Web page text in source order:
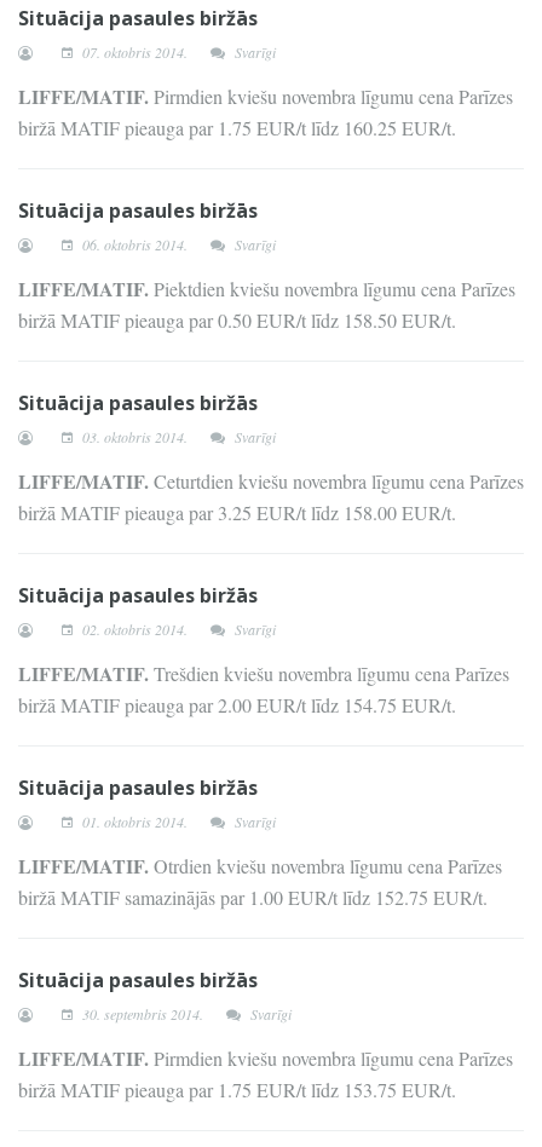
Situācija pasaules biržās
07. oktobris 2014. Svarīgi
LIFFE/MATIF.Pirmdien kviešu novembra līgumu cena Parīzes
biržā MATIF pieauga par 1.75 EUR/t līdz 160.25 EUR/t.
Situācija pasaules biržās
06. oktobris 2014. Svarīgi
LIFFE/MATIF.Piektdien kviešu novembra līgumu cena Parīzes
biržā MATIF pieauga par 0.50 EUR/t līdz 158.50 EUR/t.
Situācija pasaules biržās
03. oktobris 2014. Svarīgi
LIFFE/MATIF.Ceturtdien kviešu novembra līgumu cena Parīzes
biržā MATIF pieauga par 3.25 EUR/t līdz 158.00 EUR/t.
Situācija pasaules biržās
02. oktobris 2014. Svarīgi
LIFFE/MATIF.Trešdien kviešu novembra līgumu cena Parīzes
biržā MATIF pieauga par 2.00 EUR/t līdz 154.75 EUR/t.
Situācija pasaules biržās
01. oktobris 2014. Svarīgi
LIFFE/MATIF.Otrdien kviešu novembra līgumu cena Parīzes
biržā MATIF samazinājās par 1.00 EUR/t līdz 152.75 EUR/t.
Situācija pasaules biržās
30. septembris 2014. Svarīgi
LIFFE/MATIF.Pirmdien kviešu novembra līgumu cena Parīzes
biržā MATIF pieauga par 1.75 EUR/t līdz 153.75 EUR/t.